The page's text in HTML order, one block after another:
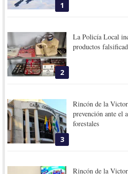
1
2
La Policía Local
productos
3
Rincón de la
prevención ante el
forestales
Rincón de la